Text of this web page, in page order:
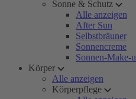
Sonne & Schutz
Alle anzeigen
After Sun
Selbstbräuner
Sonnencreme
Sonnen-Make-
Körper
Alle anzeigen
Körperpflege